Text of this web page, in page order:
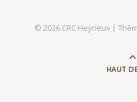
© 2026 CRC Heyrieux |
HAUT